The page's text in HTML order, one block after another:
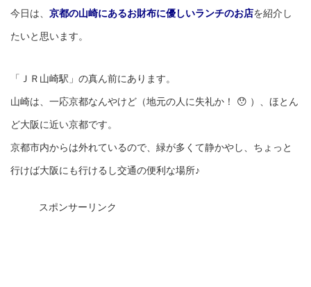
今日は、 京都の山崎にあるお財布に優しいランチのお店を紹介し
たいと思います。
「ＪＲ山崎駅」の真ん前にあります。
山崎は、一応京都なんやけど（地元の人に失礼か！ 😯 ）、ほとん
ど大阪に近い京都です。
京都市内からは外れているので、緑が多くて静かやし、ちょっと
行けば大阪にも行けるし交通の便利な場所♪
スポンサーリンク